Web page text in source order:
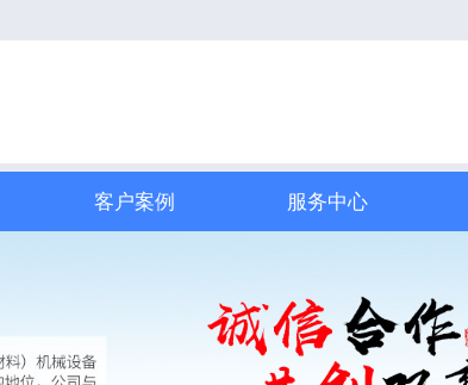
客户案例 服务中心